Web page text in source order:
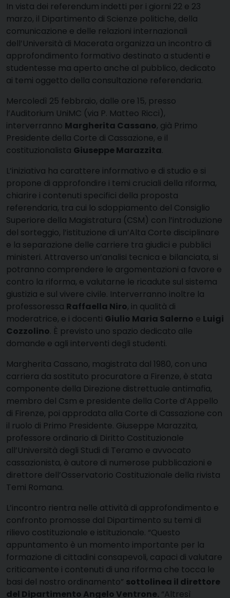
In vista dei referendum indetti per i giorni 22 e 23
marzo, il Dipartimento di Scienze politiche, della
comunicazione e delle relazioni internazionali
dell’Università di Macerata organizza un incontro di
approfondimento formativo destinato a studenti e
studentesse ma aperto anche al pubblico, dedicato
ai temi oggetto della consultazione referendaria.
Mercoledì 25 febbraio, dalle ore 15, presso
l’Auditorium UniMC (via P. Matteo Ricci),
interverranno Margherita Cassano, già Primo
Presidente della Corte di Cassazione, e il
costituzionalista Giuseppe Marazzita.
L’iniziativa ha carattere informativo e di studio e si
propone di approfondire i temi cruciali della riforma,
chiarire i contenuti specifici della proposta
referendaria, tra cui lo sdoppiamento del Consiglio
Superiore della Magistratura (CSM) con l’introduzione
del sorteggio, l’istituzione di un’Alta Corte disciplinare
e la separazione delle carriere tra giudici e pubblici
ministeri. Attraverso un’analisi tecnica e bilanciata, si
potranno comprendere le argomentazioni a favore e
contro la riforma, e valutarne le ricadute sul sistema
giustizia e sul vivere civile. Interverranno inoltre la
professoressa Raffaella Niro, in qualità di
moderatrice, e i docenti Giulio Maria Salerno e Luigi
Cozzolino. È previsto uno spazio dedicato alle
domande e agli interventi degli studenti.
Margherita Cassano, magistrata dal 1980, con una
carriera da sostituto procuratore a Firenze, è stata
componente della Direzione distrettuale antimafia,
membro del Csm e presidente della Corte d’Appello
di Firenze, poi approdata alla Corte di Cassazione con
il ruolo di Primo Presidente. Giuseppe Marazzita,
professore ordinario di Diritto Costituzionale
all’Università degli Studi di Teramo e avvocato
cassazionista, è autore di numerose pubblicazioni e
direttore dell’Osservatorio Costituzionale della rivista
Temi Romana.
L’incontro rientra nelle attività di approfondimento e
confronto promosse dal Dipartimento su temi di
rilievo costituzionale e istituzionale. “Questo
appuntamento è un momento importante per la
formazione di cittadini consapevoli, capaci di valutare
criticamente i contenuti di una riforma che tocca le
basi del nostro ordinamento” sottolinea il direttore
del Dipartimento Angelo Ventrone. “Altresì